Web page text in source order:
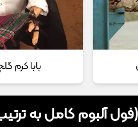
بابا کرم
آلبوم کامل به